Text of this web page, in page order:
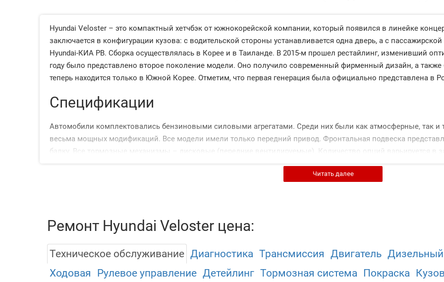
Hyundai Veloster – это компактный хетчбэк от южнокорейской компании, который появился в линейке
заключается в конфигурации кузова: с водительской стороны устанавливается одна дверь, а с
Hyundai-КИА PB. Сборка осуществлялась в Корее и в Таиланде. В 2015-м прошел рестайлинг, изменивший
году было представлено второе поколение модели. Оно получило современный фирменный дизайн, а
теперь находится только в Южной Корее. Отметим, что первая генерация была официально представлена в
Спецификации
Автомобили комплектовались бензиновыми силовыми агрегатами. Среди них были как атмосферные, так
весьма мощных модификаций. Все модели имели только передний привод. Фронтальная подвеска
балку. Все тормозные механизмы – дисковые (передние вентилируемые). Количество опций варьируется в
1.6, бензин, турбонаддув (186-204 л.с.)
2.0, бензин, атмосферник (147 л.с.)
В паре с этими ДВС работали несколько видов коробок передач. Среди них были МКПП, АКПП
Читать далее
Ремонт Hyundai Veloster цена:
Техническое обслуживание Диагностика Трансмиссия Двигатель Дизельный
Ходовая
Рулевое управление Детейлинг Тормозная система Покраска